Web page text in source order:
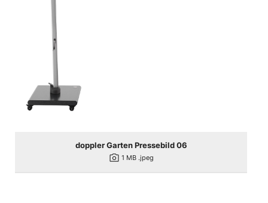
doppler Garten Pressebild 06
photo_camera 1 MB .jpeg